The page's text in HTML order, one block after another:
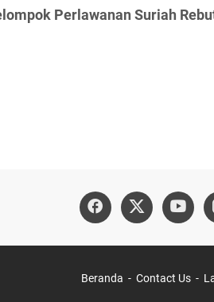
Perlawanan Suriah
Beranda Contact Us